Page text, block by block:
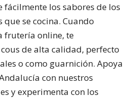
los sabores de los
se cocina. Cuando
frutería online, te
de alta calidad, perfecto
o como guarnición. Apoya
con nuestros
y experimenta con los